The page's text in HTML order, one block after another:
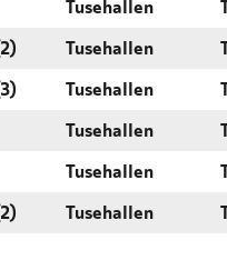
Tusehallen
Tusehallen
Tusehallen
Tusehallen
Tusehallen
Tusehallen